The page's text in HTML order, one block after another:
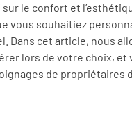
le confort et
vous souhaitiez
Dans cet article, nous
lors de votre choix, et
de propriétaires